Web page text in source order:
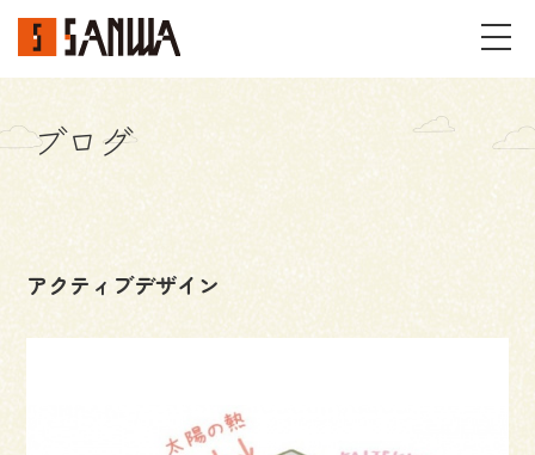
イベント・見学会
不動産情報
事例
ブログ
アクティブデザイン